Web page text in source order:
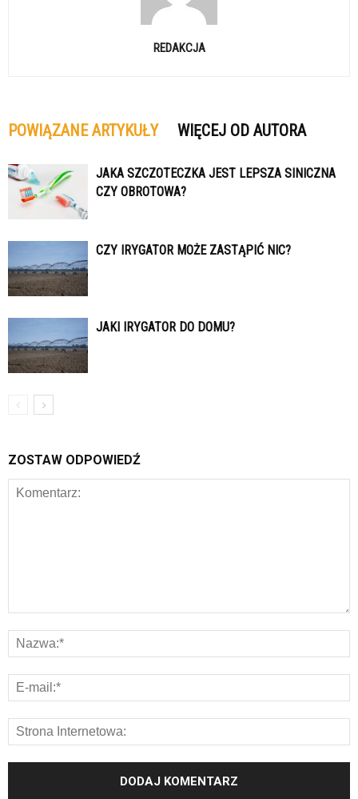
REDAKCJA
POWIĄZANE ARTYKUŁY WIĘCEJ OD AUTORA
JAKA SZCZOTECZKA JEST LEPSZA SINICZNA
CZY OBROTOWA?
CZY IRYGATOR MOŻE ZASTĄPIĆ NIC?
JAKI IRYGATOR DO DOMU?
ZOSTAW ODPOWIEDŹ